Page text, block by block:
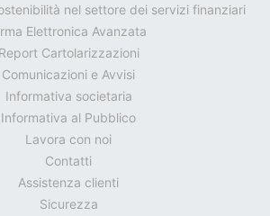
nel settore dei servizi finanziari
Elettronica Avanzata
Report Cartolarizzazioni
Comunicazioni e Avvisi
Informativa societaria
Informativa al Pubblico
Lavora con noi
Contatti
Assistenza clienti
Sicurezza